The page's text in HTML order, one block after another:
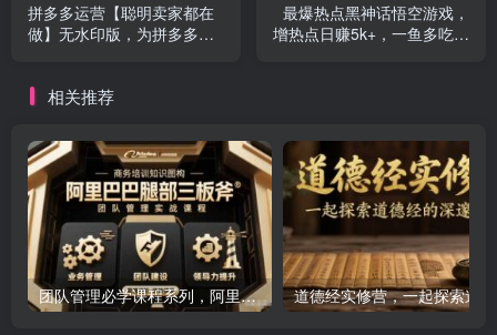
拼多多运营【聪明卖家都在
做】无水印版，为拼多多中
最爆热点黑神话悟空游戏，
增热点日赚5k+，一鱼多吃多
相关推荐
团队管理必学课程系列，阿里巴巴“腿部三板斧”